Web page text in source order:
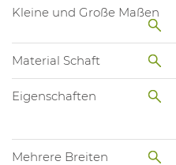
Kleine und Große Maßen
Material Schaft
Eigenschaften
Mehrere Breiten